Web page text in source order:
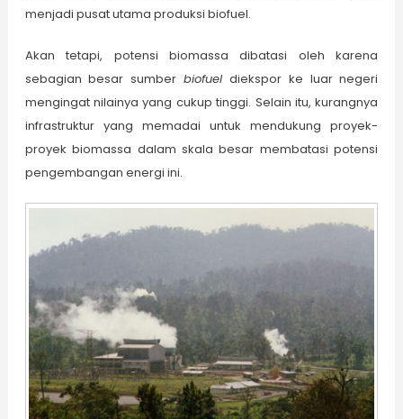
menjadi pusat utama produksi biofuel.
Akan tetapi, potensi biomassa dibatasi oleh karena
sebagian besar sumberbiofueldiekspor ke luar negeri
mengingat nilainya yang cukup tinggi. Selain itu, kurangnya
infrastruktur yang memadai untuk mendukung proyek-
proyek biomassa dalam skala besar membatasi potensi
pengembangan energi ini.